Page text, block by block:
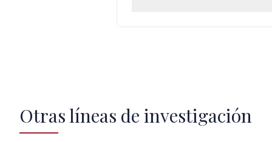
Otras líneas de investigación